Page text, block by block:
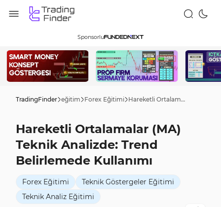
Sponsorlu
TradingFinder eğitim Forex Eğitimi Hareketli Ortalamalar (MA) Teknik Analizde: Trend Belirlemede Kullanımı
Hareketli Ortalamalar (MA)
Teknik Analizde: Trend
Belirlemede Kullanımı
Forex Eğitimi
Teknik Göstergeler Eğitimi
Teknik Analiz Eğitimi